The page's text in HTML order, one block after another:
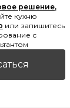
решение,
кухню
или запишитесь
с